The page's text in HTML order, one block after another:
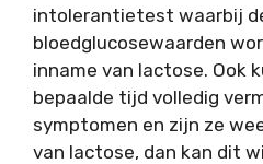
intolerantietest waarbij
bloedglucosewaarden
inname van lactose. Ook
bepaalde tijd volledig
symptomen en zijn ze
van lactose, dan kan dit